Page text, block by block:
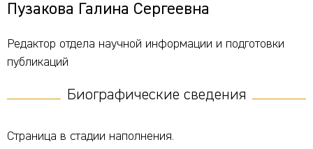
Пузакова Галина Сергеевна
Редактор отдела научной информации и подготовки
публикаций
Биографические сведения
Страница в стадии наполнения.